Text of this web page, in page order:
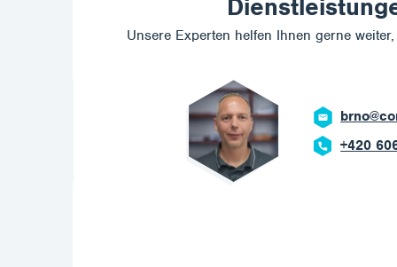
Unsere Experten helfen Ihnen gerne
brno@corrotech.com
+420 606 669 908